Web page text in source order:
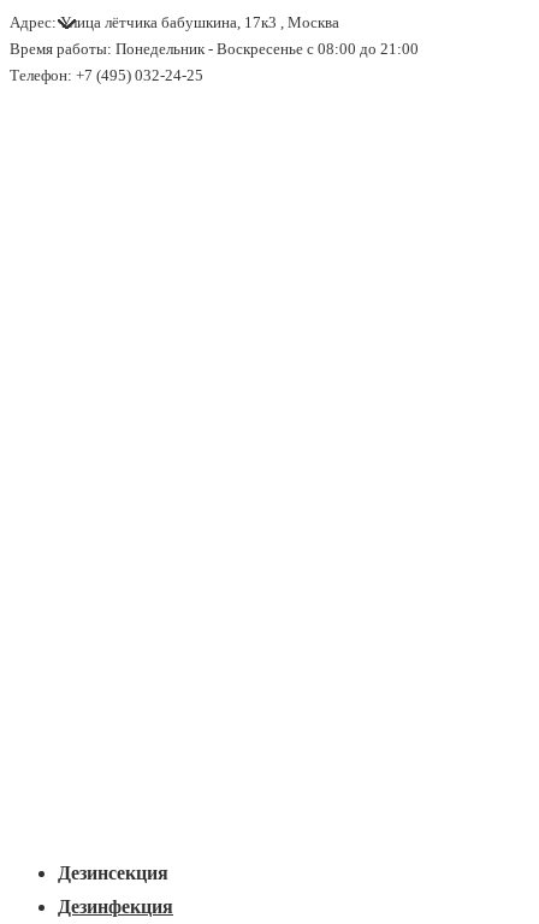
↓
Перейти
Адрес: Улица лётчика бабушкина, 17к3 , Москва
Время работы: Понедельник - Воскресенье с 08:00 до 21:00
Телефон: +7 (495) 032-24-25
навигацияДезинсекция
Дезинфекция